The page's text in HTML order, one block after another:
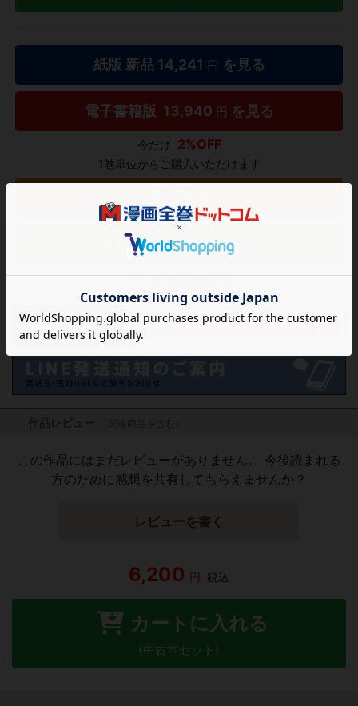
紙版 新品 14,241 円 を見る
電子書籍版 13,940 円 を見る
今だけ 2%OFF
1巻単位からご購入いただけます
欲しいリストに追加する
気になる商品を登録
この作品にはまだレビューがありません。 今後読まれる
方のために感想を共有してもらえませんか？
レビューを書く
6,200 円 税込
カートに入れる
(中古本セット)